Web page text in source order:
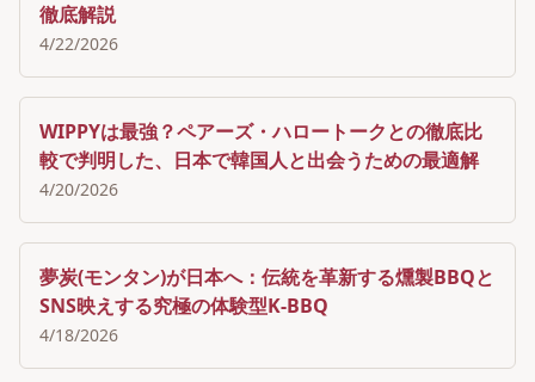
徹底解説
4/22/2026
WIPPYは最強？ペアーズ・ハロートークとの徹底比
較で判明した、日本で韓国人と出会うための最適解
4/20/2026
夢炭(モンタン)が日本へ：伝統を革新する燻製BBQと
SNS映えする究極の体験型K-BBQ
4/18/2026